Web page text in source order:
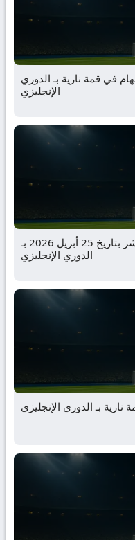
في قمة نارية بـ الدوري
الإنجليزي
مباراة فولهام و أستون فيلا بث مباشر بتاريخ 25 أبريل 2026 بـ
الدوري الإنجليزي
بـ الدوري الإنجليزي